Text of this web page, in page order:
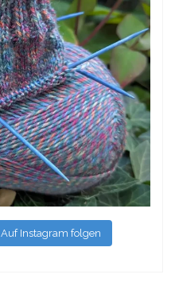
Auf Instagram folgen